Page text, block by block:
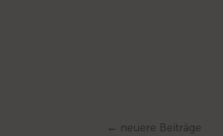
← neuere Beiträge